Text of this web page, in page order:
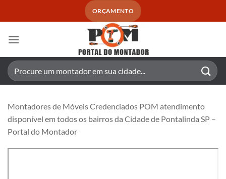
ORÇAMENTO
Pesquisar
por:
Montadores de Móveis Credenciados POM atendimento
disponível em todos os bairros da Cidade de Pontalinda SP –
Portal do Montador